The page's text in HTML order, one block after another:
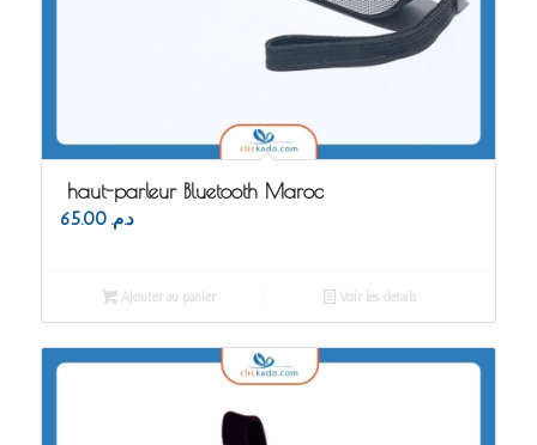
haut-parleur Bluetooth Maroc
د.م. 65.00
Ajouter au panier Voir les détails